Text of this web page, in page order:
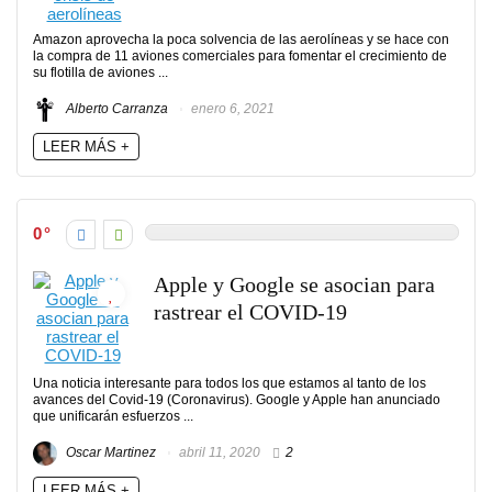
Amazon aprovecha la poca solvencia de las aerolíneas y se hace con
la compra de 11 aviones comerciales para fomentar el crecimiento de
su flotilla de aviones ...
Alberto Carranza enero 6, 2021
LEER MÁS +
0
Apple y Google se asocian para
rastrear el COVID-19
Una noticia interesante para todos los que estamos al tanto de los
avances del Covid-19 (Coronavirus). Google y Apple han anunciado
que unificarán esfuerzos ...
Oscar Martinez abril 11, 2020 2